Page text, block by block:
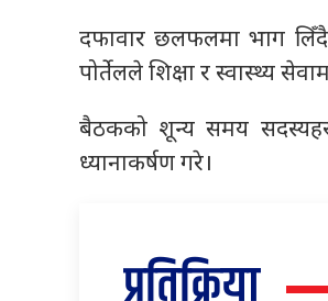
दफावार छलफलमा भाग
पोर्तेलले शिक्षा र स्वास्थ्य
बैठकको शून्य समय
ध्यानाकर्षण गरे।